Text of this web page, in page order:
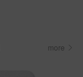
more